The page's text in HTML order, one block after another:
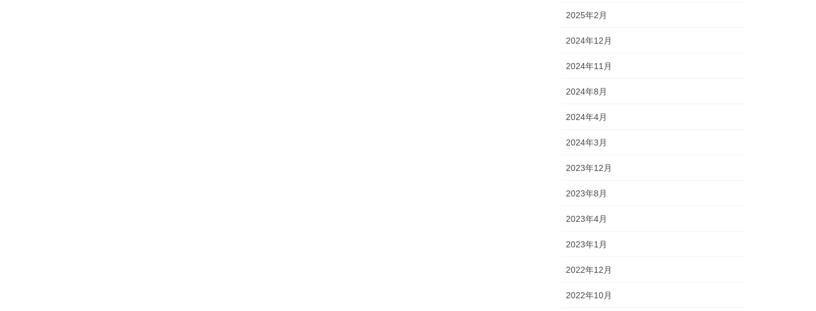
2025年2月
2024年12月
2024年11月
2024年8月
2024年4月
2024年3月
2023年12月
2023年8月
2023年4月
2023年1月
2022年12月
2022年10月